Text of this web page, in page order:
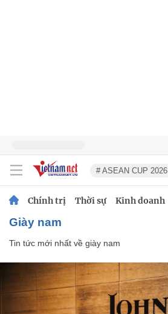
# ASEAN CUP 2026
Chính trị Thời sự Kinh doanh
giày nam
Tin tức mới nhất về giày nam